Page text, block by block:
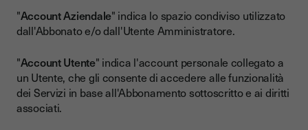
"Account Aziendale" indica lo spazio condiviso utilizzato
dall'Abbonato e/o dall'Utente Amministratore.
"Account Utente" indica l'account personale collegato a
un Utente, che gli consente di accedere alle funzionalità
dei Servizi in base all'Abbonamento sottoscritto e ai diritti
associati.